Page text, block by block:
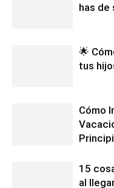
has de
🌟
tus
Cómo
15
al